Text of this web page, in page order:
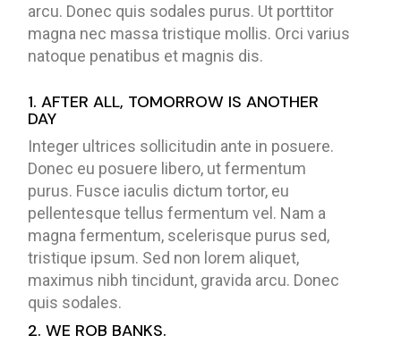
arcu. Donec quis sodales purus. Ut porttitor
magna nec massa tristique mollis. Orci varius
natoque penatibus et magnis dis.
1. AFTER ALL, TOMORROW IS ANOTHER
DAY
Integer ultrices sollicitudin ante in posuere.
Donec eu posuere libero, ut fermentum
purus. Fusce iaculis dictum tortor, eu
pellentesque tellus fermentum vel. Nam a
magna fermentum, scelerisque purus sed,
tristique ipsum. Sed non lorem aliquet,
maximus nibh tincidunt, gravida arcu. Donec
quis sodales.
2. WE ROB BANKS.